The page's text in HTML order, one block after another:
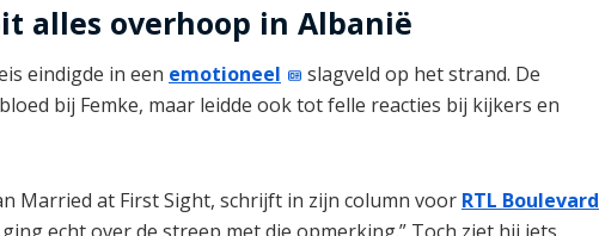
alles overhoop in Albanië
eindigde in een emotioneel
slagveld op het strand. De
bij Femke, maar leidde ook tot felle reacties bij kijkers en
Married at First Sight, schrijft in zijn column voor RTL Boulevard